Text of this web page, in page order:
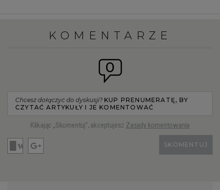
KOMENTARZE
0
Chcesz dołączyć do dyskusji? KUP PRENUMERATĘ, BY
CZYTAĆ ARTYKUŁY I JE KOMENTOWAĆ
Klikając „Skomentuj”, akceptujesz Zasady komentowania
SKOMENTUJ